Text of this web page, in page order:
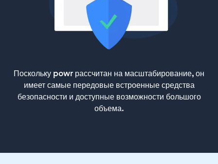
Поскольку powr рассчитан на масштабирование, он
имеет самые передовые встроенные средства
безопасности и доступные возможности большого
объема.